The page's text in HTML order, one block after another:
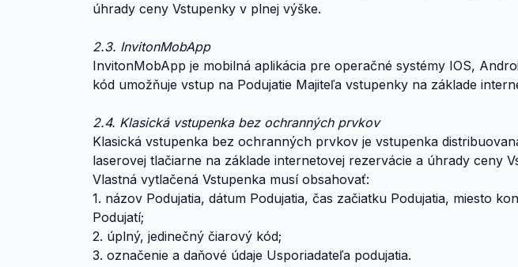
úhrady ceny Vstupenky v plnej výške.
2.3. InvitonMobApp
InvitonMobApp je mobilná aplikácia pre operačné systémy IOS,
kód umožňuje vstup na Podujatie Majiteľa vstupenky na základe
2.4. Klasická vstupenka bez ochranných prvkov
Klasická vstupenka bez ochranných prvkov je vstupenka
laserovej tlačiarne na základe internetovej rezervácie a úhrady ceny
Vlastná vytlačená Vstupenka musí obsahovať:
1. názov Podujatia, dátum Podujatia, čas začiatku Podujatia, miesto
Podujatí;
2. úplný, jedinečný čiarový kód;
3. označenie a daňové údaje Usporiadateľa podujatia.